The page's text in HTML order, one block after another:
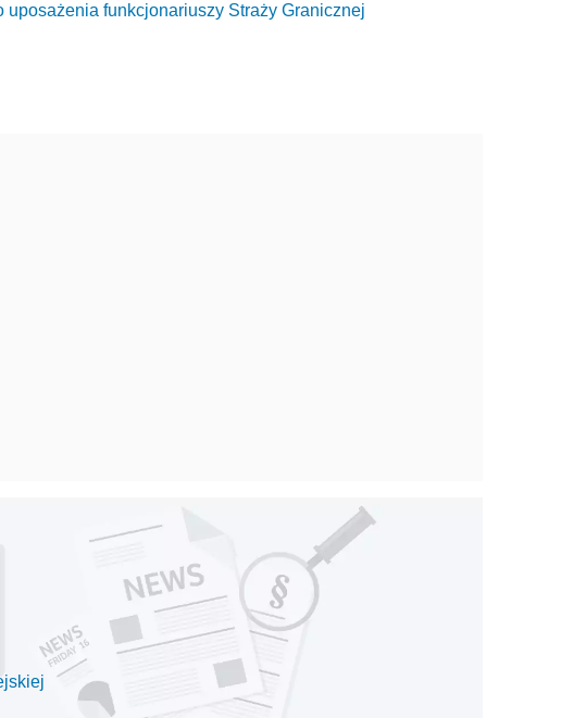
funkcjonariuszy Straży Granicznej